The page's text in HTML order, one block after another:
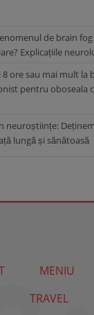
de brain
Explicațiile
8 ore sau mai mult la
pentru oboseala
neuroștiințe:
lungă și sănătoasă
MENIU
TRAVEL